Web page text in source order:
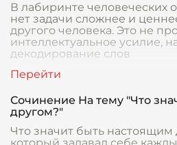
В лабиринте человеческих
нет задачи сложнее и
другого человека. Это не
интеллектуальное усилие,
декодирование слов
Сочинение На тему "Что
другом?"
Что значит быть настоящим